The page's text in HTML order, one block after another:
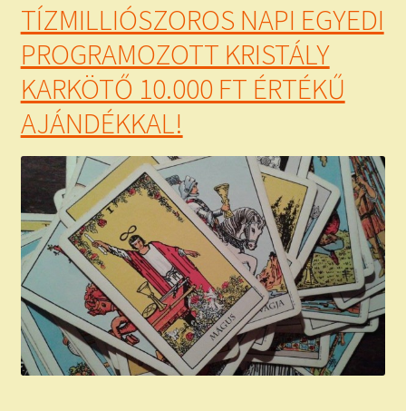
TÍZMILLIÓSZOROS NAPI EGYEDI
PROGRAMOZOTT KRISTÁLY
KARKÖTŐ 10.000 FT ÉRTÉKŰ
AJÁNDÉKKAL!